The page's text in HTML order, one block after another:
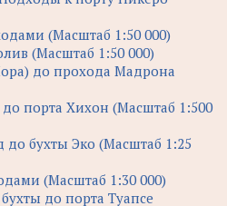
(Масштаб 1:50 000)
(Масштаб 1:50 000)
до прохода Мадрона
до порта Хихон (Масштаб 1:500
до бухты Эко (Масштаб 1:25
(Масштаб 1:30 000)
до порта Туапсе